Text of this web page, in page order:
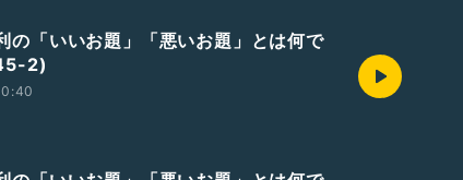
の「いいお題」「悪いお題」とは何で
2)